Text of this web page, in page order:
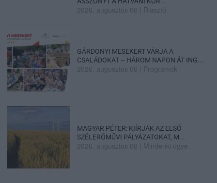
2026. augusztus 06 Riasztó
GÁRDONYI MESEKERT VÁRJA A
CSALÁDOKAT – HÁROM NAPON ÁT ING...
2026. augusztus 06 Programok
MAGYAR PÉTER: KIÍRJÁK AZ ELSŐ
SZÉLERŐMŰVI PÁLYÁZATOKAT, M...
2026. augusztus 06 Mindenki ügye